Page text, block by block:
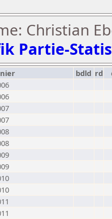
Christian
Partie-
bdld rd